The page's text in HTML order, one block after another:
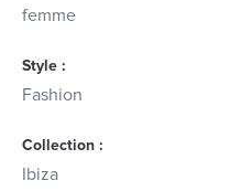
femme
Style :
Fashion
Collection :
Ibiza